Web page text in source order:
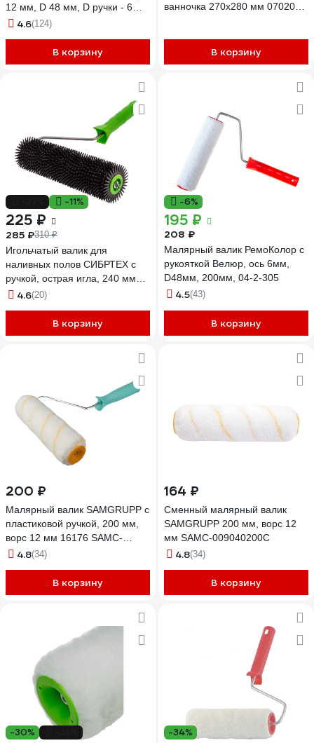
12 мм, D 48 мм, D ручки - 6
мм, 80123
4.6(124)
В корзину
ванночка 270х280 мм 0702020
В корзину
-11%
225 ₽
285 ₽310 ₽
Игольчатый валик для
наливных полов СИБРТЕХ с
ручкой, острая игла, 240 мм
81110
4.6(20)
В корзину
-6%
195 ₽
208 ₽
Малярный валик РемоКолор с
рукояткой Велюр, ось 6мм,
D48мм, 200мм, 04-2-305
4.5(43)
В корзину
200 ₽
Малярный валик SAMGRUPP с
пластиковой ручкой, 200 мм,
ворс 12 мм 16176 SAMC-
009040200
4.8(34)
В корзину
164 ₽
Сменный малярный валик
SAMGRUPP 200 мм, ворс 12
мм SAMC-009040200С
4.8(34)
В корзину
-30% -34%